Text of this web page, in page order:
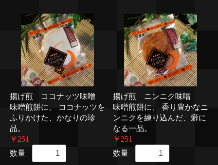
揚げ煎 ココナッツ味噌
味噌煎餅に、 ココナッツを
ふりかけた、かなりの珍
品。
￥251
数量
揚げ煎 ニンニク味噌
味噌煎餅に、 香り豊かなニ
ンニクを練り込んだ、癖に
なる一品。
￥251
数量